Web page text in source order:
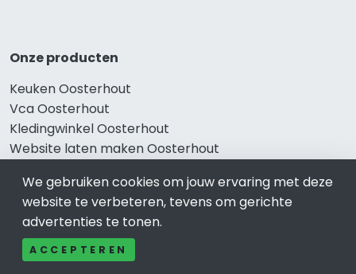
Onze producten
Keuken Oosterhout
Vca Oosterhout
Kledingwinkel Oosterhout
Website laten maken Oosterhout
Gewaardeerd
We gebruiken cookies om jouw ervaring met deze
website te verbeteren, tevens om gerichte
advertenties te tonen.
ACCEPTEREN